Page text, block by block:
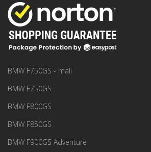
BMW F750GS - mali
BMW F750GS
BMW F800GS
BMW F850GS
BMW F900GS Adventure